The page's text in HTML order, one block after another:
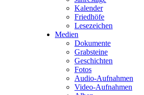
Kalender
Friedhöfe
Lesezeichen
Medien
Dokumente
Grabsteine
Geschichten
Fotos
Audio-Aufnahmen
Video-Aufnahmen